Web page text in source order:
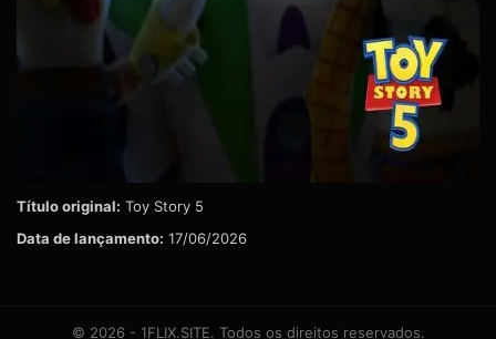
Título original: Toy Story 5
Data de lançamento: 17/06/2026
© 2026 - 1FLIX.SITE. Todos os direitos reservados.